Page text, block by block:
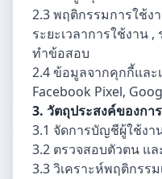
2.3 พฤติกรรมการใช้ง
ระยะเวลาการใช้งาน
ทำข้อสอบ
2.4 ข้อมูลจากคุกกี้และ
Facebook Pixel,
3. วัตถุประสงค์ของกา
3.1 จัดการบัญชีผู้ใช้งา
3.2 ตรวจสอบตัวตน แ
3.3 วิเคราะห์พฤติกรร